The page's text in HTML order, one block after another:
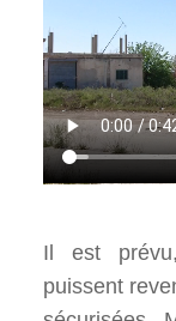
Il est
puissent